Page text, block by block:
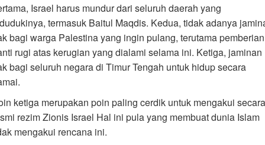
Israel harus mundur dari seluruh daerah yang
termasuk Baitul Maqdis. Kedua, tidak adanya
bagi warga Palestina yang ingin pulang, terutama pemberian
rugi atas kerugian yang dialami selama ini. Ketiga, jaminan
bagi seluruh negara di Timur Tengah untuk hidup secara
ketiga merupakan poin paling cerdik untuk mengakui secara
rezim Zionis Israel Hal ini pula yang membuat dunia Islam
mengakui rencana ini.